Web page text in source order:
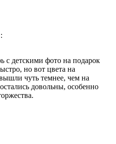
:
с детскими фото на подарок
но вот цвета на
чуть темнее, чем на
довольны, особенно